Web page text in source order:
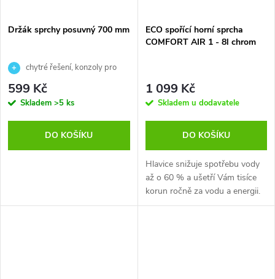
Držák sprchy posuvný 700 mm
chytré řešení, konzoly pro
uchyceni lze posouvat i na
původní vyvrtané otvory
599 Kč
Skladem >5 ks
DO KOŠÍKU
ECO spořící horní sprcha
COMFORT AIR 1 - 8l chrom
1 099 Kč
Skladem u dodavatele
DO KOŠÍKU
Hlavice snižuje spotřebu vody
až o 60 % a ušetří Vám tisíce
korun ročně za vodu a energii.
Tato...